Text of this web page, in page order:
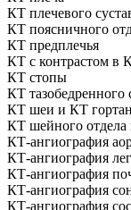
КТ плечевого
КТ поясничного
КТ предплечья
КТ с контрастом в
КТ стопы
КТ
КТ шеи и КТ
КТ шейного отдела
КТ-ангиография
КТ-ангиография
КТ-ангиография
КТ-ангиография
КТ-ангиография